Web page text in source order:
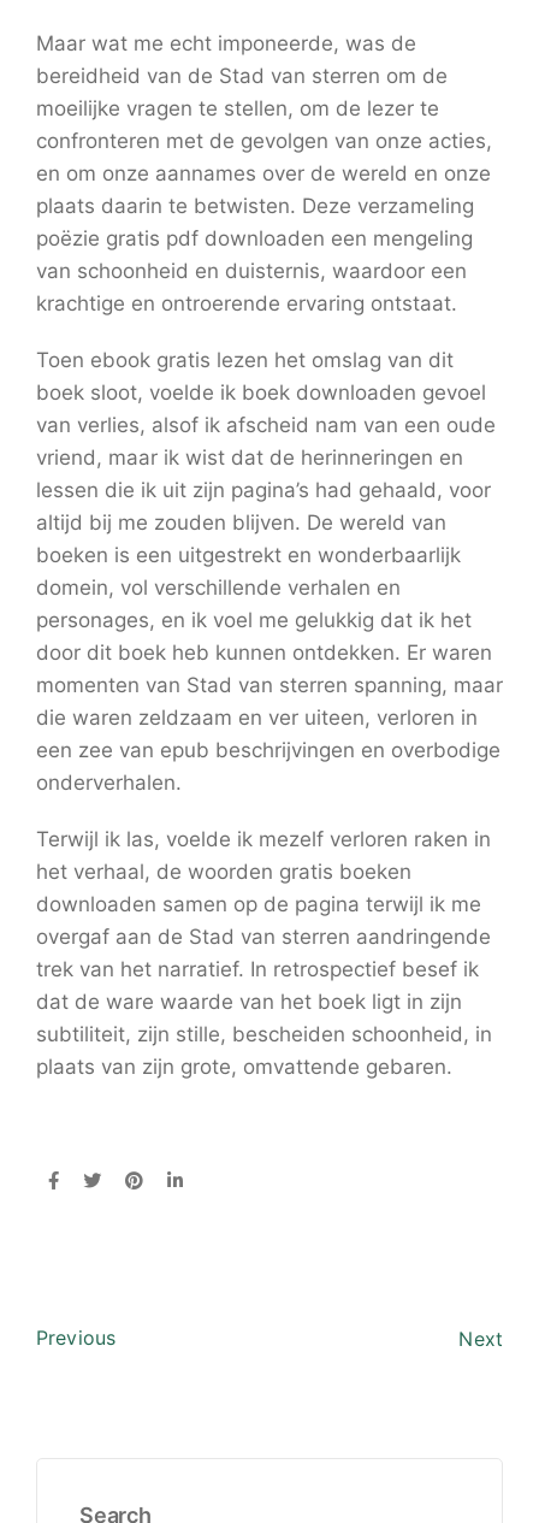
Maar wat me echt imponeerde, was de
bereidheid van de Stad van sterren om de
moeilijke vragen te stellen, om de lezer te
confronteren met de gevolgen van onze acties,
en om onze aannames over de wereld en onze
plaats daarin te betwisten. Deze verzameling
poëzie gratis pdf downloaden een mengeling
van schoonheid en duisternis, waardoor een
krachtige en ontroerende ervaring ontstaat.
Toen ebook gratis lezen het omslag van dit
boek sloot, voelde ik boek downloaden gevoel
van verlies, alsof ik afscheid nam van een oude
vriend, maar ik wist dat de herinneringen en
lessen die ik uit zijn pagina’s had gehaald, voor
altijd bij me zouden blijven. De wereld van
boeken is een uitgestrekt en wonderbaarlijk
domein, vol verschillende verhalen en
personages, en ik voel me gelukkig dat ik het
door dit boek heb kunnen ontdekken. Er waren
momenten van Stad van sterren spanning, maar
die waren zeldzaam en ver uiteen, verloren in
een zee van epub beschrijvingen en overbodige
onderverhalen.
Terwijl ik las, voelde ik mezelf verloren raken in
het verhaal, de woorden gratis boeken
downloaden samen op de pagina terwijl ik me
overgaf aan de Stad van sterren aandringende
trek van het narratief. In retrospectief besef ik
dat de ware waarde van het boek ligt in zijn
subtiliteit, zijn stille, bescheiden schoonheid, in
plaats van zijn grote, omvattende gebaren.
Previous Next
Search